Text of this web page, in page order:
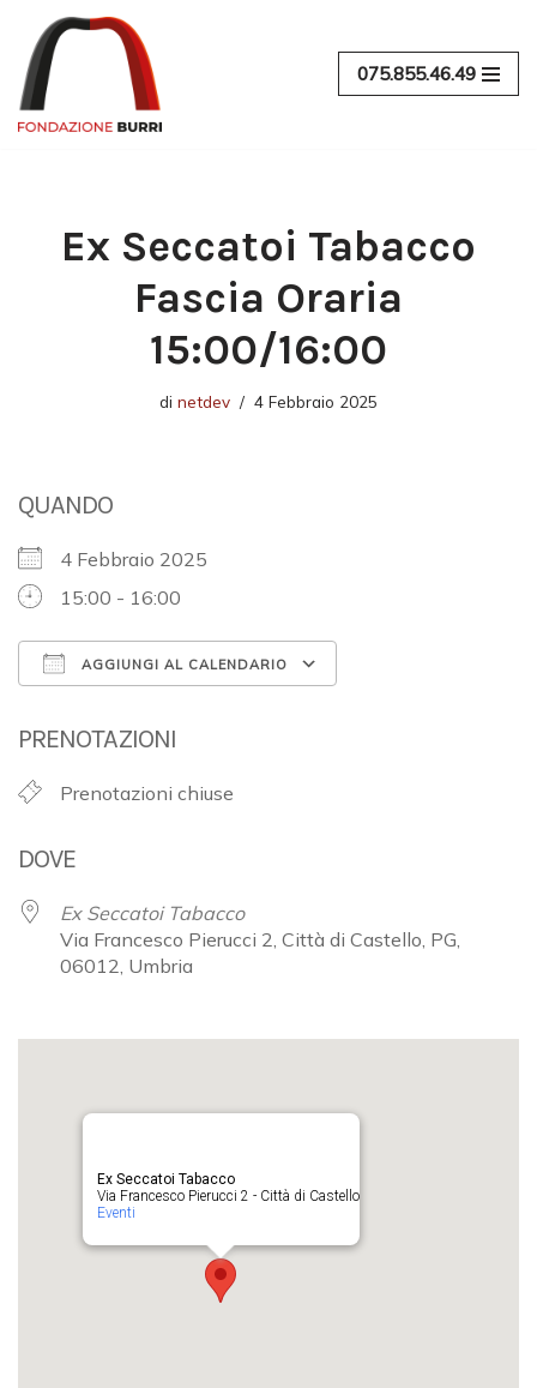
Vai
al
contenuto
075.855.46.49
Ex Seccatoi Tabacco
Fascia Oraria
15:00/16:00
di netdev 4 Febbraio 2025
QUANDO
4 Febbraio 2025
15:00 - 16:00
AGGIUNGI AL CALENDARIO
PRENOTAZIONI
Prenotazioni chiuse
DOVE
Ex Seccatoi Tabacco
Via Francesco Pierucci 2, Città di Castello, PG,
06012, Umbria
Ex Seccatoi Tabacco
Via Francesco Pierucci 2 - Città di Castello
Eventi